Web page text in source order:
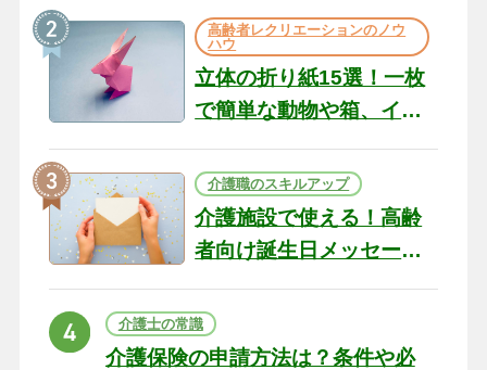
の現場から（22）
高齢者レクリエーションのノウ
ハウ
立体の折り紙15選！一枚
で簡単な動物や箱、イン
介護職のスキルアップ
介護施設で使える！高齢
者向け誕生日メッセージ
ト
介護士の常識
介護保険の申請方法は？条件や必